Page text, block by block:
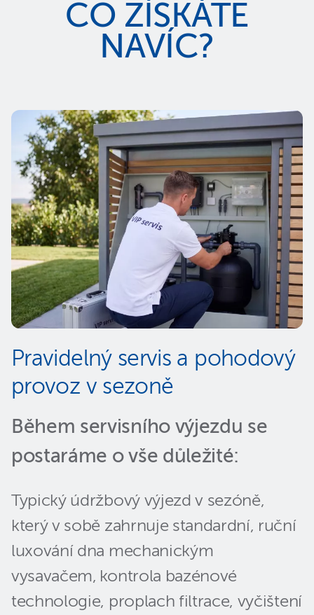
CO ZÍSKÁTE
NAVÍC?
Pravidelný servis a pohodový
provoz v sezoně
Během servisního výjezdu se
postaráme o vše důležité:
Typický údržbový výjezd v sezóně,
který v sobě zahrnuje standardní, ruční
luxování dna mechanickým
vysavačem, kontrola bazénové
technologie, proplach filtrace, vyčištení